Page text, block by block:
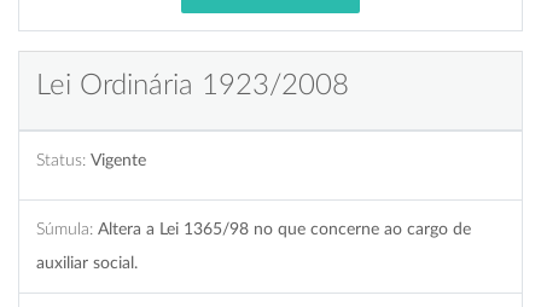
Lei Ordinária 1923/2008
Status: Vigente
Súmula: Altera a Lei 1365/98 no que concerne ao cargo de
auxiliar social.